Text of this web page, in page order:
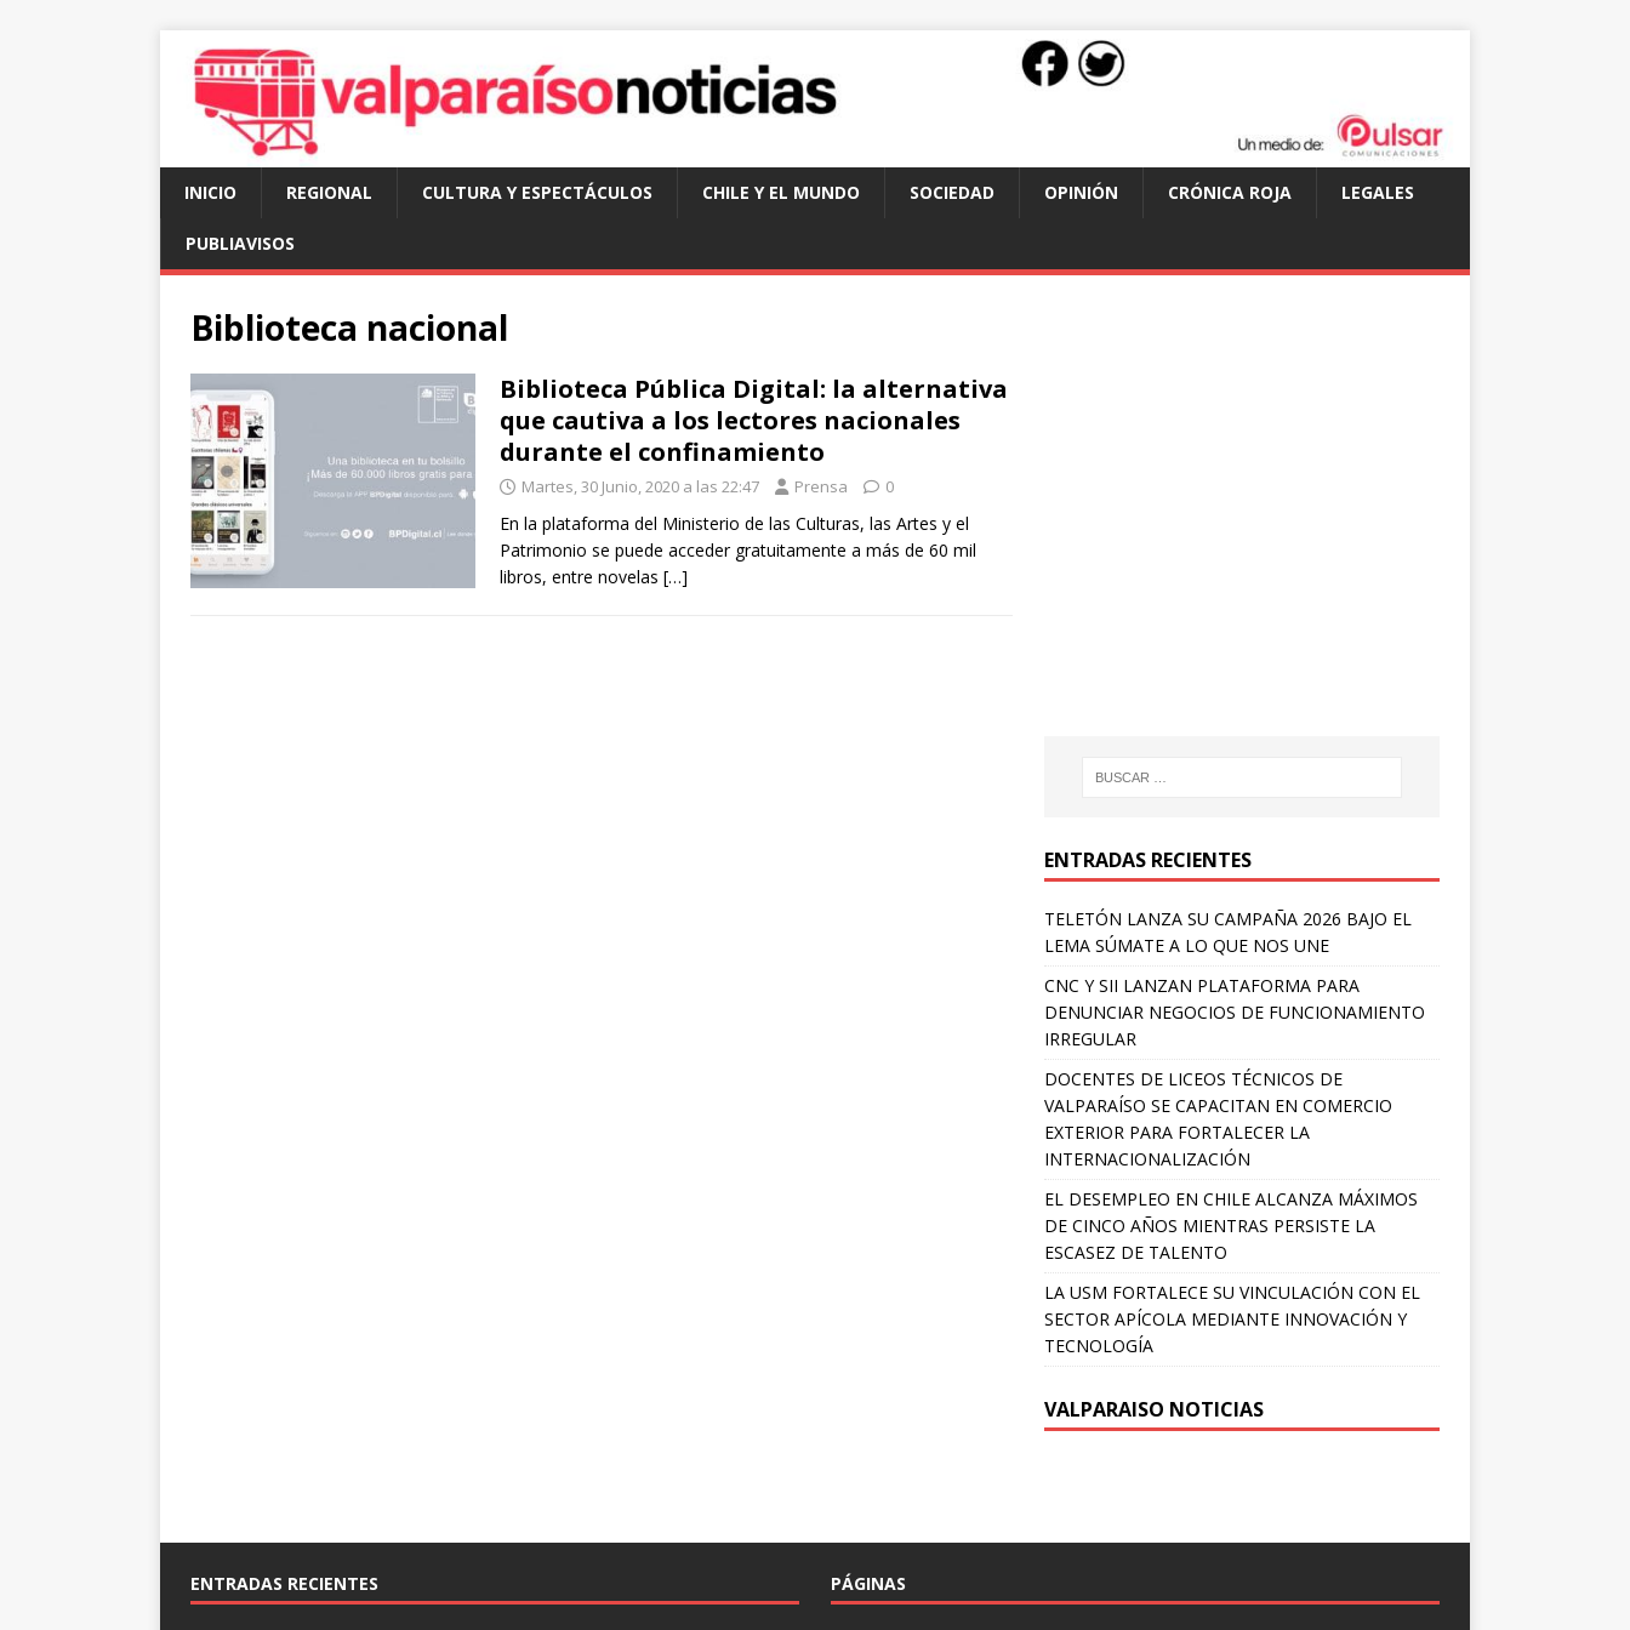
INICIO REGIONAL CULTURA Y ESPECTÁCULOS CHILE Y EL MUNDO SOCIEDAD OPINIÓN CRÓNICA ROJA LEGALES
PUBLIAVISOS
Biblioteca nacional
Biblioteca Pública Digital: la alternativa
que cautiva a los lectores nacionales
durante el confinamiento
Martes, 30 Junio, 2020 a las 22:47 Prensa 0
En la plataforma del Ministerio de las Culturas, las Artes y el
Patrimonio se puede acceder gratuitamente a más de 60 mil
libros, entre novelas […]
ENTRADAS RECIENTES
TELETÓN LANZA SU CAMPAÑA 2026 BAJO EL
LEMA SÚMATE A LO QUE NOS UNE
CNC Y SII LANZAN PLATAFORMA PARA
DENUNCIAR NEGOCIOS DE FUNCIONAMIENTO
IRREGULAR
DOCENTES DE LICEOS TÉCNICOS DE
VALPARAÍSO SE CAPACITAN EN COMERCIO
EXTERIOR PARA FORTALECER LA
INTERNACIONALIZACIÓN
EL DESEMPLEO EN CHILE ALCANZA MÁXIMOS
DE CINCO AÑOS MIENTRAS PERSISTE LA
ESCASEZ DE TALENTO
LA USM FORTALECE SU VINCULACIÓN CON EL
SECTOR APÍCOLA MEDIANTE INNOVACIÓN Y
TECNOLOGÍA
VALPARAISO NOTICIAS
ENTRADAS RECIENTES PÁGINAS